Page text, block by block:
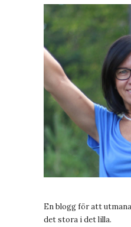
En blogg för att
det stora i det lilla.